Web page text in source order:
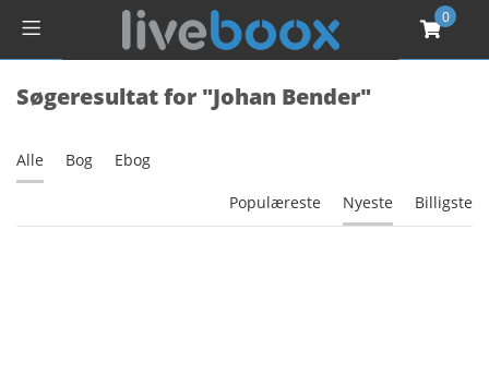
0
Søgeresultat for "Johan Bender"
Alle Bog Ebog
Populæreste Nyeste Billigste